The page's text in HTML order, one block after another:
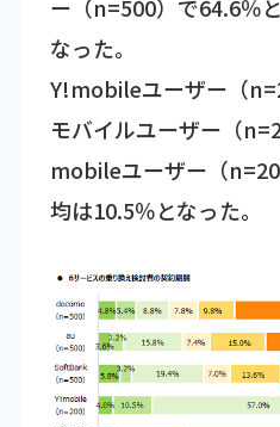
ー（n=500）で64.6％
なった。
Y!mobileユーザー（
モバイルユーザー（
mobileユーザー（
均は10.5％となった。